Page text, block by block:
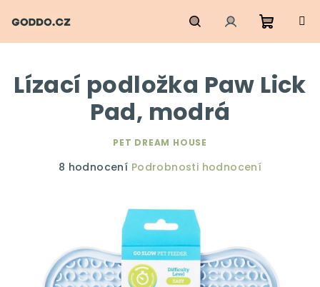
na
HledatPřihlášení
košík
Lízací podložka Paw Lick
Pad, modrá
PET DREAM HOUSE
Průměrné
5
hvězdiček.
8 hodnocení Podrobnosti hodnocení